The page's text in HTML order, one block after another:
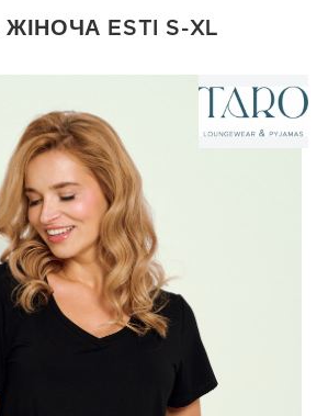
ESTI S-XL